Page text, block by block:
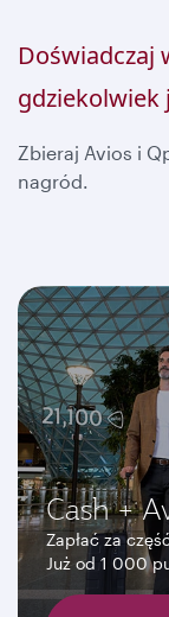
Doświadczaj
gdziekolwiek
Zbieraj Avios i
nagród.
Cash +
Zapłać za
Już od 1 000